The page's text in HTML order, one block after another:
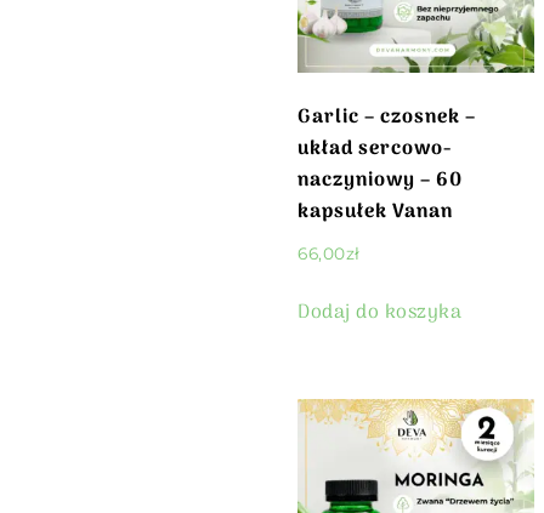
Garlic – czosnek –
układ sercowo-
naczyniowy – 60
kapsułek Vanan
66,00zł
Dodaj do koszyka